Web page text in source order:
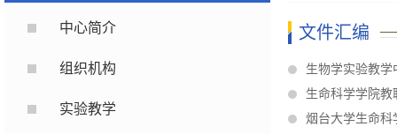
中心简介
组织机构
实验教学
文件汇编
生物学实验教学
生命科学学院教
烟台大学生命科